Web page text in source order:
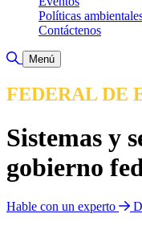
Políticas
Contáctenos
Alternar búsqueda
Menú
FEDERAL DE
Sistemas y
gobierno
Hable con un experto